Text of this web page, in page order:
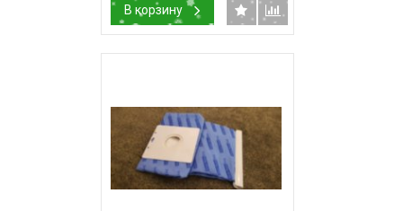
В корзину